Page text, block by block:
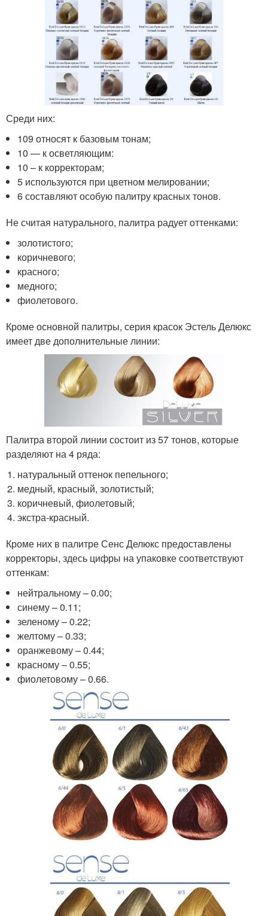
Среди них:
109 относят к базовым тонам;
10 — к осветляющим:
10 – к корректорам;
5 используются при цветном мелировании;
6 составляют особую палитру красных тонов.
Не считая натурального, палитра радует оттенками:
золотистого;
коричневого;
красного;
медного;
фиолетового.
Кроме основной палитры, серия красок Эстель Делюкс
имеет две дополнительные линии:
Палитра второй линии состоит из 57 тонов, которые
разделяют на 4 ряда:
натуральный оттенок пепельного;
медный, красный, золотистый;
коричневый, фиолетовый;
экстра-красный.
Кроме них в палитре Сенс Делюкс предоставлены
корректоры, здесь цифры на упаковке соответствуют
оттенкам:
нейтральному – 0.00;
синему – 0.11;
зеленому – 0.22;
желтому – 0.33;
оранжевому – 0.44;
красному – 0.55;
фиолетовому – 0.66.